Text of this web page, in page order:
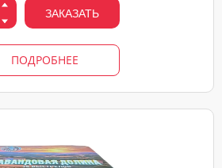
ЗАКАЗАТЬ
ПОДРОБНЕЕ